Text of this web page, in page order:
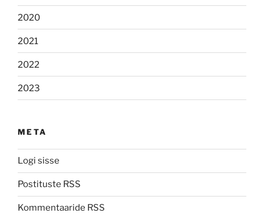
2020
2021
2022
2023
META
Logi sisse
Postituste RSS
Kommentaaride RSS